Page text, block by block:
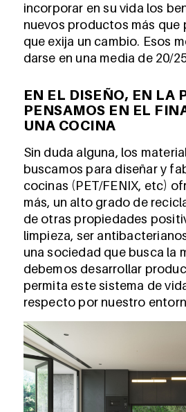
incorporar en su vida los
nuevos productos más que
que exija un cambio. Esos
darse en una media de 20/
EN EL DISEÑO, EN LA
PENSAMOS EN EL
UNA COCINA
Sin duda alguna, los
buscamos para diseñar y
cocinas (PET/FENIX, etc)
más, un alto grado de
de otras propiedades
limpieza, ser
una sociedad que busca la
debemos desarrollar
permita este sistema de
respecto por nuestro